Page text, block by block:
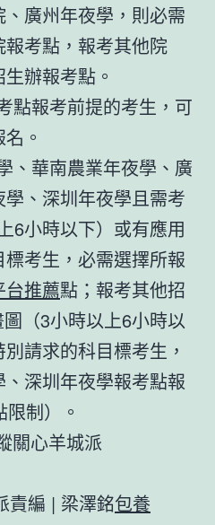
廣州年夜學，則必需
考點，報考其他院
辦報考點。
點報考前提的考生，可
。
、華南農業年夜學、廣
、深圳年夜學且需考
6小時以下）或有應用
考生，必需選擇所報
台推薦點；報考其他招
（3小時以上6小時以
請求的科目標考生，
深圳年夜學報考點報
制）。
關心羊城派
責編 | 梁澤銘包養